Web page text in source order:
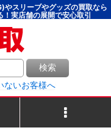
スリーブやグッズの買取なら
実店舗の展開で安心取引
検索
ないお客様へ